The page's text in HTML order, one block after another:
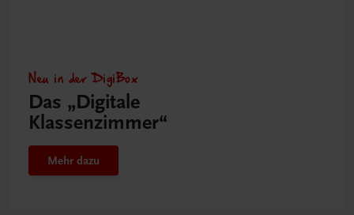
Neu in der DigiBox
Das „Digitale
Klassenzimmer“
Mehr dazu